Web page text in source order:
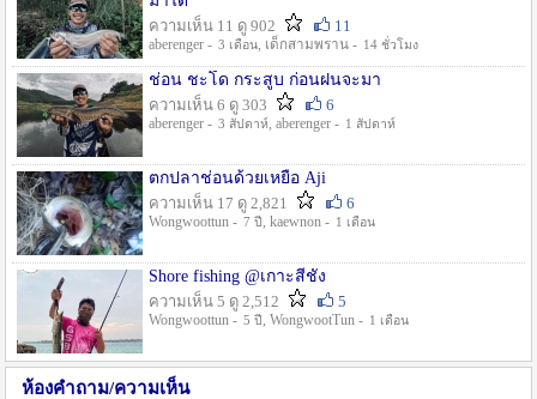
ความเห็น 11 ดู 902
11
aberenger - 3 เดือน, เด็กสามพราน - 14 ชั่วโมง
ช่อน ชะโด กระสูบ ก่อนฝนจะมา
ความเห็น 6 ดู 303
6
aberenger - 3 สัปดาห์, aberenger - 1 สัปดาห์
ตกปลาช่อนด้วยเหยื่อ Aji
ความเห็น 17 ดู 2,821
6
Wongwoottun - 7 ปี , kaewnon - 1 เดือน
Shore fishing @เกาะสีชัง
ความเห็น 5 ดู 2,512
5
Wongwoottun - 5 ปี , WongwootTun - 1 เดือน
ห้องคำถาม/ความเห็น